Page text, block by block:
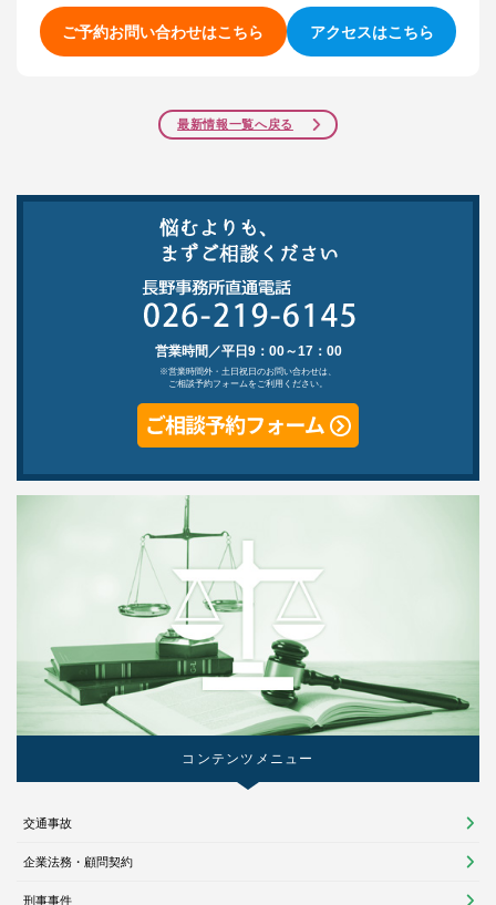
ご予約お問い合わせはこちら アクセスはこちら
最新情報一覧へ戻る
営業時間／平日9：00～17：00
※営業時間外・土日祝日のお問い合わせは、
ご相談予約フォームをご利用ください。
コンテンツメニュー
交通事故
企業法務・顧問契約
刑事事件